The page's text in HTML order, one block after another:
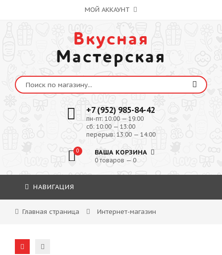
МОЙ АККАУНТ
Вкусная
Мастерская
+7 (952) 985-84-42
пн-пт: 10:00 — 19:00
сб: 10:00 — 13:00
перерыв: 13:00 — 14:00
0 ВАША КОРЗИНА
0 товаров — 0
НАВИГАЦИЯ
Главная страница Интернет-магазин